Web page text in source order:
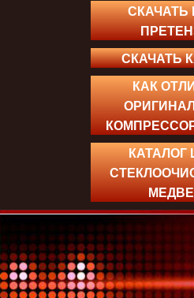
СКАЧАТЬ
СКАЧАТЬ
КАК
КАТАЛОГ